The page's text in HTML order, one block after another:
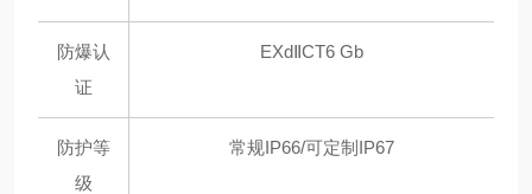
防爆认
证
EXdⅡCT6 Gb
防护等
级
常规IP66/可定制IP67